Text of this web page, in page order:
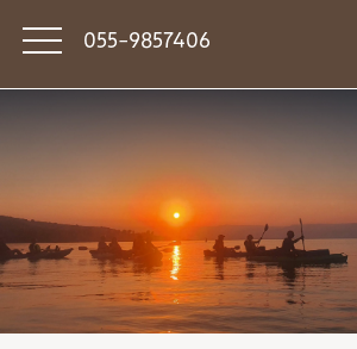
055-9857406
סיפורי דרך
פודקאסט טראק טוק
תקנון